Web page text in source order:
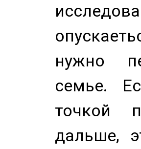
нужно
семье.
точкой
дальше,